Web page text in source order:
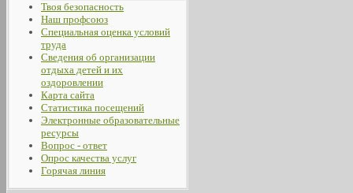
Твоя безопасность
Наш профсоюз
Специальная оценка условий
труда
Сведения об организации
отдыха детей и их
оздоровлении
Карта сайта
Статистика посещений
Электронные образовательные
ресурсы
Вопрос - ответ
Опрос качества услуг
Горячая линия